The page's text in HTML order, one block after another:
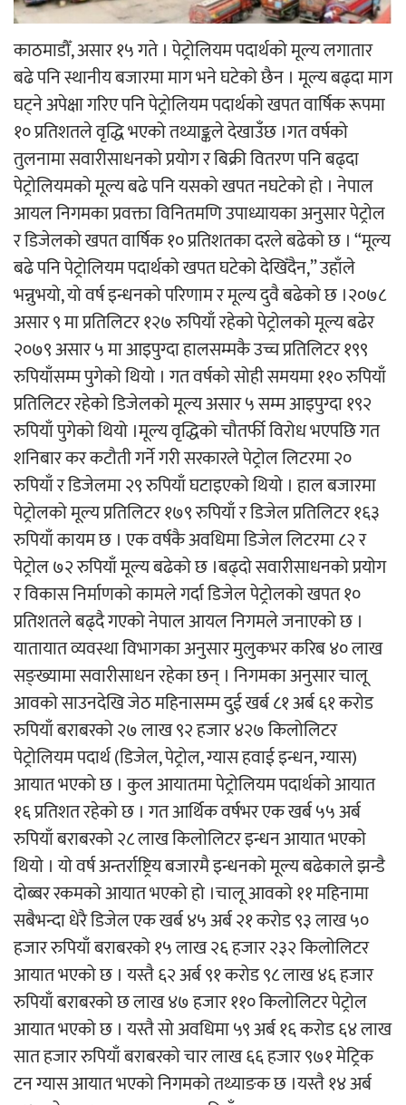
हलमा छैन ‘गौँथली’को टिकट
‘आइतबारको अफिस’ को परिचर्चा सम्पन्न
अर्जुन चन्द्रको ‘संवेदनाका प्रतिध्वनि’
मुक्तकसङ्ग्रह लोकार्पण
‘दुर्गा’ निर्माण गर्दै सम्राट
चलचित्र ‘माया भनेकै यस्तो होला’को शीर्ष गीत
सार्वजनिक
काठमाडौँ, असार १५ गते । पेट्रोलियम पदार्थको मूल्य लगातार
बढे पनि स्थानीय बजारमा माग भने घटेको छैन । मूल्य बढ्दा माग
घट्ने अपेक्षा गरिए पनि पेट्रोलियम पदार्थको खपत वार्षिक रूपमा
१० प्रतिशतले वृद्धि भएको तथ्याङ्कले देखाउँछ ।गत वर्षको
तुलनामा सवारीसाधनको प्रयोग र बिक्री वितरण पनि बढ्दा
पेट्रोलियमको मूल्य बढे पनि यसको खपत नघटेको हो । नेपाल
आयल निगमका प्रवक्ता विनितमणि उपाध्यायका अनुसार पेट्रोल
र डिजेलको खपत वार्षिक १० प्रतिशतका दरले बढेको छ । “मूल्य
बढे पनि पेट्रोलियम पदार्थको खपत घटेको देखिँदैन,” उहाँले
भन्नुभयो, यो वर्ष इन्धनको परिणाम र मूल्य दुवै बढेको छ ।२०७८
असार ९ मा प्रतिलिटर १२७ रुपियाँ रहेको पेट्रोलको मूल्य बढेर
२०७९ असार ५ मा आइपुग्दा हालसम्मकै उच्च प्रतिलिटर १९९
रुपियाँसम्म पुगेको थियो । गत वर्षको सोही समयमा ११० रुपियाँ
प्रतिलिटर रहेको डिजेलको मूल्य असार ५ सम्म आइपुग्दा १९२
रुपियाँ पुगेको थियो ।मूल्य वृद्धिको चौतर्फी विरोध भएपछि गत
शनिबार कर कटौती गर्ने गरी सरकारले पेट्रोल लिटरमा २०
रुपियाँ र डिजेलमा २९ रुपियाँ घटाइएको थियो । हाल बजारमा
पेट्रोलको मूल्य प्रतिलिटर १७९ रुपियाँ र डिजेल प्रतिलिटर १६३
रुपियाँ कायम छ । एक वर्षकै अवधिमा डिजेल लिटरमा ८२ र
पेट्रोल ७२ रुपियाँ मूल्य बढेको छ ।बढ्दो सवारीसाधनको प्रयोग
र विकास निर्माणको कामले गर्दा डिजेल पेट्रोलको खपत १०
प्रतिशतले बढ्दै गएको नेपाल आयल निगमले जनाएको छ ।
यातायात व्यवस्था विभागका अनुसार मुलुकभर करिब ४० लाख
सङ्ख्यामा सवारीसाधन रहेका छन् । निगमका अनुसार चालू
आवको साउनदेखि जेठ महिनासम्म दुई खर्ब ८१ अर्ब ६१ करोड
रुपियाँ बराबरको २७ लाख ९२ हजार ४२७ किलोलिटर
पेट्रोलियम पदार्थ (डिजेल, पेट्रोल, ग्यास हवाई इन्धन, ग्यास)
आयात भएको छ । कुल आयातमा पेट्रोलियम पदार्थको आयात
१६ प्रतिशत रहेको छ । गत आर्थिक वर्षभर एक खर्ब ५५ अर्ब
रुपियाँ बराबरको २८ लाख किलोलिटर इन्धन आयात भएको
थियो । यो वर्ष अन्तर्राष्ट्रिय बजारमै इन्धनको मूल्य बढेकाले झन्डै
दोब्बर रकमको आयात भएको हो ।चालू आवको ११ महिनामा
सबैभन्दा धेरै डिजेल एक खर्ब ४५ अर्ब २१ करोड ९३ लाख ५०
हजार रुपियाँ बराबरको १५ लाख २६ हजार २३२ किलोलिटर
आयात भएको छ । यस्तै ६२ अर्ब ९१ करोड ९८ लाख ४६ हजार
रुपियाँ बराबरको छ लाख ४७ हजार ११० किलोलिटर पेट्रोल
आयात भएको छ । यस्तै सो अवधिमा ५९ अर्ब १६ करोड ६४ लाख
सात हजार रुपियाँ बराबरको चार लाख ६६ हजार ९७१ मेट्रिक
टन ग्यास आयात भएको निगमको तथ्याङक छ ।यस्तै १४ अर्ब